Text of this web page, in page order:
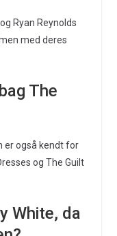
Ryan Reynolds
med deres
The
er også kendt for
og The Guilt
White, da